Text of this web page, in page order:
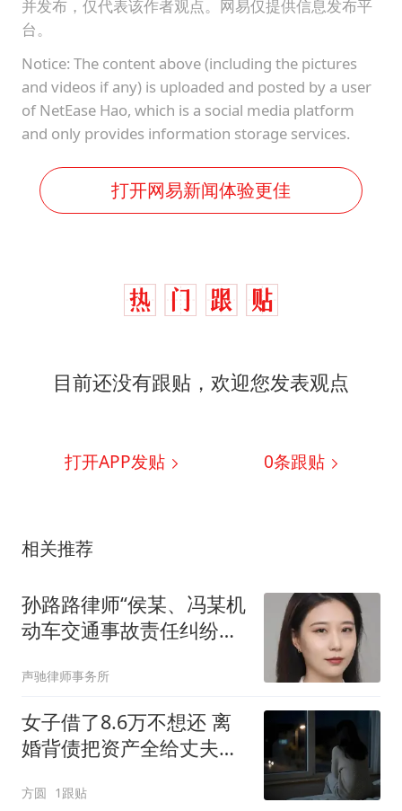
并发布，仅代表该作者观点。网易仅提供信息发布平
台。
Notice: The content above (including the pictures
and videos if any) is uploaded and posted by a user
of NetEase Hao, which is a social media platform
and only provides information storage services.
打开网易新闻体验更佳
目前还没有跟贴，欢迎您发表观点
打开APP发贴 0条跟贴
相关推荐
孙路路律师“侯某、冯某机
动车交通事故责任纠纷
险赔偿
声驰律师事务所
女子借了8.6万不想还 离
婚背债把资产全给丈夫女
方圆 1跟贴